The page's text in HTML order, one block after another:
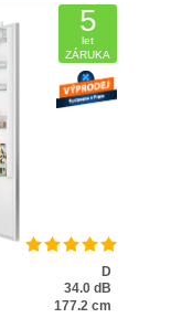
5
let
ZÁRUKA
D
34.0 dB
177.2 cm